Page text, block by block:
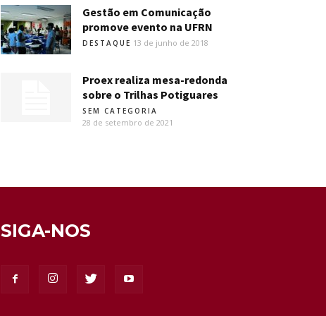
Gestão em Comunicação
promove evento na UFRN
DESTAQUE 13 de junho de 2018
Proex realiza mesa-redonda
sobre o Trilhas Potiguares
SEM CATEGORIA
28 de setembro de 2021
SIGA-NOS